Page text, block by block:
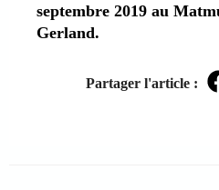
septembre 2019 au
Gerland.
Partager l'article :